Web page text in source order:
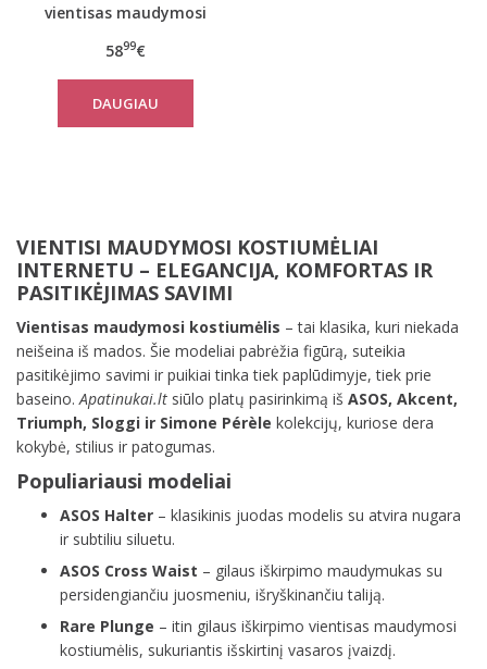
vientisas maudymosi
5899€
DAUGIAU
VIENTISI MAUDYMOSI KOSTIUMĖLIAI
INTERNETU – ELEGANCIJA, KOMFORTAS IR
PASITIKĖJIMAS SAVIMI
Vientisas maudymosi kostiumėlis – tai klasika, kuri niekada
neišeina iš mados. Šie modeliai pabrėžia figūrą, suteikia
pasitikėjimo savimi ir puikiai tinka tiek paplūdimyje, tiek prie
baseino. Apatinukai.lt siūlo platų pasirinkimą iš ASOS, Akcent,
Triumph, Sloggi ir Simone Pérèle kolekcijų, kuriose dera
kokybė, stilius ir patogumas.
Populiariausi modeliai
ASOS Halter – klasikinis juodas modelis su atvira nugara
ir subtiliu siluetu.
ASOS Cross Waist – gilaus iškirpimo maudymukas su
persidengiančiu juosmeniu, išryškinančiu taliją.
Rare Plunge – itin gilaus iškirpimo vientisas maudymosi
kostiumėlis, sukuriantis išskirtinį vasaros įvaizdį.